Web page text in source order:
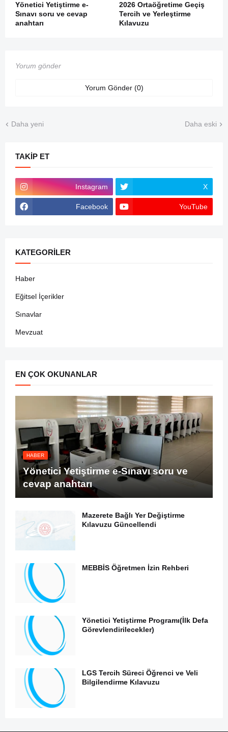
Yönetici Yetiştirme e-
Sınavı soru ve cevap
anahtarı
2026 Ortaöğretime Geçiş
Tercih ve Yerleştirme
Kılavuzu
Yorum gönder
Yorum Gönder (0)
Daha yeni Daha eski
TAKIP ET
Instagram X
Facebook YouTube
KATEGORILER
Haber
Eğitsel İçerikler
Sınavlar
Mevzuat
EN ÇOK OKUNANLAR
HABER
Yönetici Yetiştirme e-Sınavı soru ve
cevap anahtarı
Mazerete Bağlı Yer Değiştirme
Kılavuzu Güncellendi
MEBBİS Öğretmen İzin Rehberi
Yönetici Yetiştirme Programı(İlk Defa
Görevlendirilecekler)
LGS Tercih Süreci Öğrenci ve Veli
Bilgilendirme Kılavuzu